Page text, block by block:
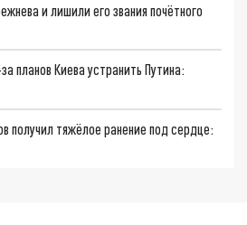
и лишили его звания почётного
планов Киева устранить Путина:
получил тяжёлое ранение под сердце: